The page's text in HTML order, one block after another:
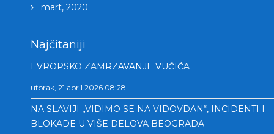
mart, 2020
Najčitaniji
EVROPSKO ZAMRZAVANJE VUČIĆA
utorak, 21 april 2026 08:28
NA SLAVIJI „VIDIMO SE NA VIDOVDAN“, INCIDENTI I
BLOKADE U VIŠE DELOVA BEOGRADA